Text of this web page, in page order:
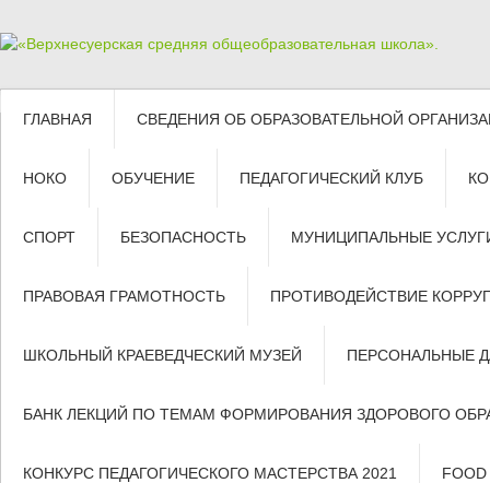
ГЛАВНАЯ СВЕДЕНИЯ ОБ ОБРАЗОВАТЕЛЬНОЙ
НОКО ОБУЧЕНИЕ ПЕДАГОГИЧЕСКИЙ КЛУБ
СПОРТ БЕЗОПАСНОСТЬ МУНИЦИПАЛЬНЫЕ
ПРАВОВАЯ ГРАМОТНОСТЬ ПРОТИВОДЕЙСТВИЕ
ШКОЛЬНЫЙ КРАЕВЕДЧЕСКИЙ МУЗЕЙ ПЕРСОНАЛЬНЫЕ
БАНК ЛЕКЦИЙ ПО ТЕМАМ ФОРМИРОВАНИЯ ЗДОРОВОГО
КОНКУРС ПЕДАГОГИЧЕСКОГО МАСТЕРСТВА 2021 FOOD